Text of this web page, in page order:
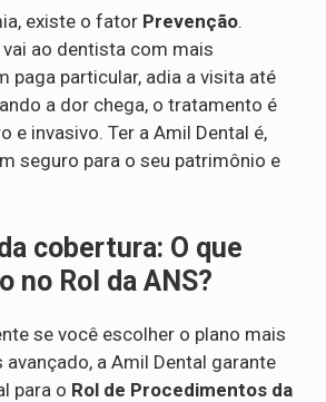
existe o fator Prevenção.
ao dentista com mais
paga particular, adia a visita até
a dor chega, o tratamento é
e invasivo. Ter a Amil Dental é,
seguro para o seu patrimônio e
cobertura: O que
no Rol da ANS?
se você escolher o plano mais
a Amil Dental garante
para o Rol de Procedimentos da